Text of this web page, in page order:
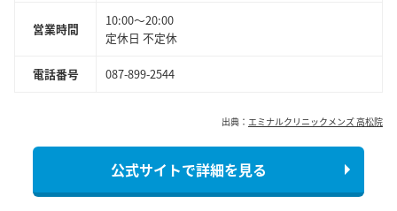
営業時間
10:00～20:00
定休日 不定休
電話番号 087-899-2544
出典： エミナルクリニックメンズ 高松院
公式サイトで詳細を見る